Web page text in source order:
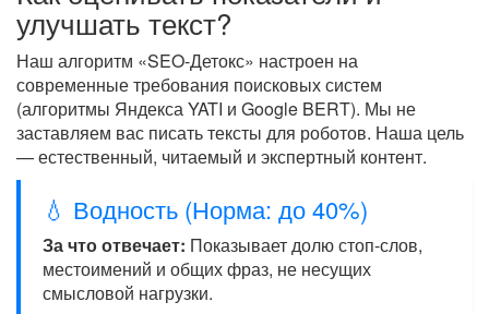
улучшать текст?
Наш алгоритм «SEO-Детокс» настроен на
современные требования поисковых систем
(алгоритмы Яндекса YATI и Google BERT). Мы не
заставляем вас писать тексты для роботов. Наша цель
— естественный, читаемый и экспертный контент.
💧 Водность (Норма: до 40%)
За что отвечает: Показывает долю стоп-слов,
местоимений и общих фраз, не несущих
смысловой нагрузки.